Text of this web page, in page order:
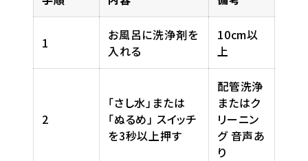
1
お風呂に洗浄剤を
入れる
10cm以
上
2
「さし水」または
「ぬるめ」 スイッチ
を3秒以上押す
配管洗浄
またはク
リーニン
グ 音声あ
り